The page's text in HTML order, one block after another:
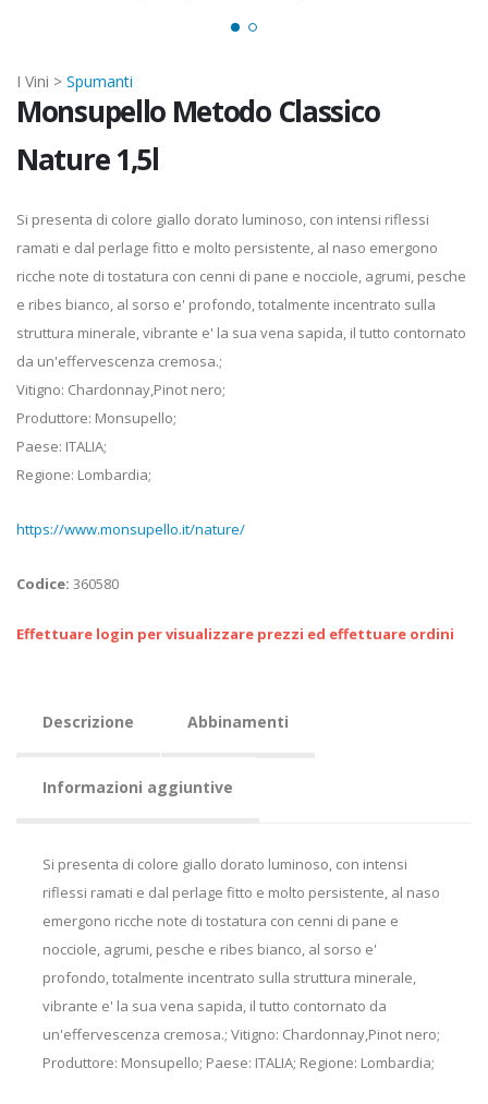
I Vini > Spumanti
Monsupello Metodo Classico
Nature 1,5l
Si presenta di colore giallo dorato luminoso, con intensi riflessi
ramati e dal perlage fitto e molto persistente, al naso emergono
ricche note di tostatura con cenni di pane e nocciole, agrumi, pesche
e ribes bianco, al sorso e' profondo, totalmente incentrato sulla
struttura minerale, vibrante e' la sua vena sapida, il tutto contornato
da un'effervescenza cremosa.;
Vitigno: Chardonnay,Pinot nero;
Produttore: Monsupello;
Paese: ITALIA;
Regione: Lombardia;
https://www.monsupello.it/nature/
Codice: 360580
Effettuare login per visualizzare prezzi ed effettuare ordini
Descrizione Abbinamenti
Informazioni aggiuntive
Si presenta di colore giallo dorato luminoso, con intensi
riflessi ramati e dal perlage fitto e molto persistente, al naso
emergono ricche note di tostatura con cenni di pane e
nocciole, agrumi, pesche e ribes bianco, al sorso e'
profondo, totalmente incentrato sulla struttura minerale,
vibrante e' la sua vena sapida, il tutto contornato da
un'effervescenza cremosa.; Vitigno: Chardonnay,Pinot nero;
Produttore: Monsupello; Paese: ITALIA; Regione: Lombardia;